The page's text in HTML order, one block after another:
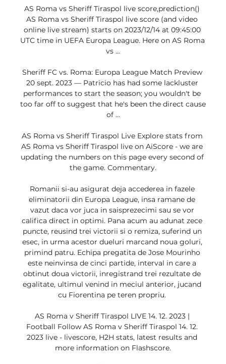
AS Roma vs Sheriff Tiraspol live score,prediction()
AS Roma vs Sheriff Tiraspol live score (and video
online live stream) starts on 2023/12/14 at 09:45:00
UTC time in UEFA Europa League. Here on AS Roma
vs ...
Sheriff FC vs. Roma: Europa League Match Preview
20 sept. 2023 — Patricio has had some lackluster
performances to start the season; you wouldn't be
too far off to suggest that he's been the direct cause
of ...
AS Roma vs Sheriff Tiraspol Live Explore stats from
AS Roma vs Sheriff Tiraspol live on AiScore - we are
updating the numbers on this page every second of
the game. Commentary.
Romanii si-au asigurat deja accederea in fazele
eliminatorii din Europa League, insa ramane de
vazut daca vor juca in saisprezecimi sau se vor
califica direct in optimi. Pana acum au adunat zece
puncte, reusind trei victorii si o remiza, suferind un
esec, in urma acestor dueluri marcand noua goluri,
primind patru. Echipa pregatita de Jose Mourinho
este neinvinsa de cinci partide, interval in care a
obtinut doua victorii, inregistrand trei rezultate de
egalitate, ultimul venind in meciul anterior, jucand
cu Fiorentina pe teren propriu.
AS Roma v Sheriff Tiraspol LIVE 14. 12. 2023 |
Football Follow AS Roma v Sheriff Tiraspol 14. 12.
2023 live - livescore, H2H stats, latest results and
more information on Flashscore.